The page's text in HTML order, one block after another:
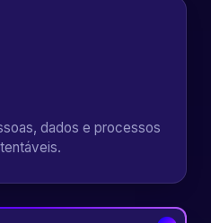
dados e processos